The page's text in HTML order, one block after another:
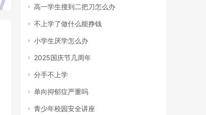
高一学生搜到二把刀怎么办
不上学了做什么能挣钱
小学生厌学怎么办
2025国庆节几周年
分手不上学
单向抑郁症严重吗
青少年校园安全讲座